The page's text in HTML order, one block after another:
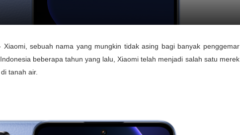
Xiaomi, sebuah nama yang mungkin tidak asing bagi banyak penggemar
beberapa tahun yang lalu, Xiaomi telah menjadi salah satu merek
tanah air.